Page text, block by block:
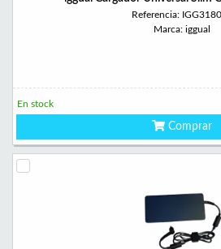
Referencia:
Marca: iggual
En stock
Comprar